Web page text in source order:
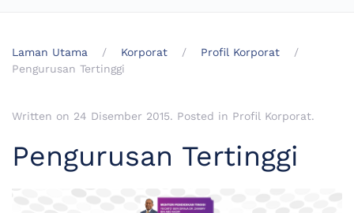
Laman Utama Korporat
Profil Korporat
Pengurusan Tertinggi
Written on 24 Disember 2015. Posted in Profil Korporat.
Pengurusan Tertinggi